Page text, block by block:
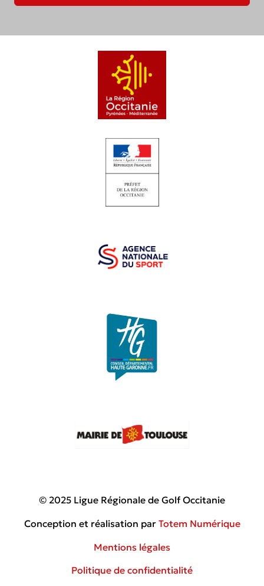
© 2025 Ligue Régionale de Golf Occitanie
Conception et réalisation par Totem Numérique
Mentions légales
Politique de confidentialité